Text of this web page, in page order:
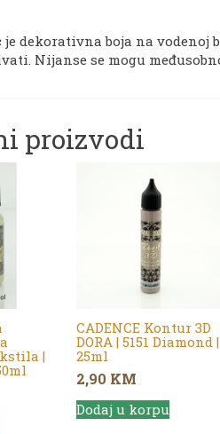
je dekorativna boja na
Nijanse se mogu
proizvodi
|
CADENCE Kontur 3D
DORA | 5151 Diamond |
25ml
2,90 KM
Dodaj u korpu